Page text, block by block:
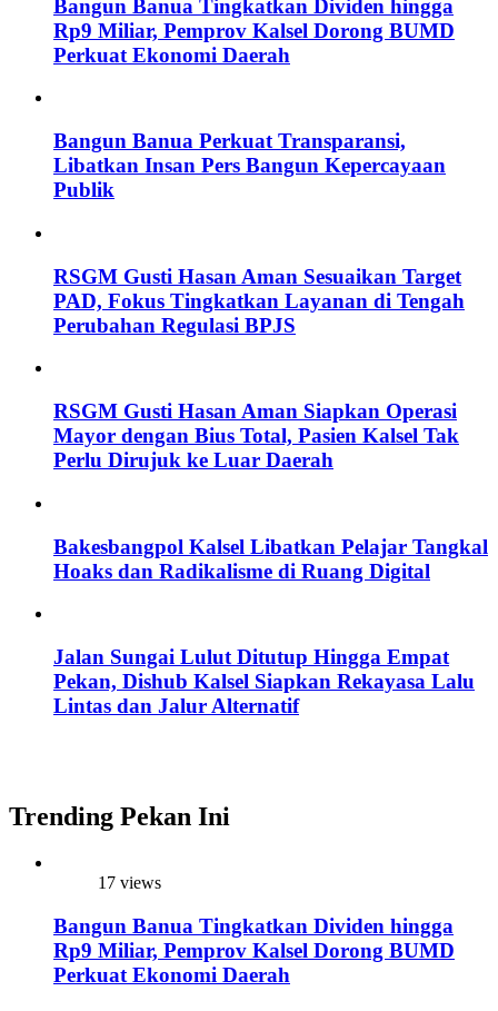
Bangun Banua Tingkatkan Dividen hingga
Rp9 Miliar, Pemprov Kalsel Dorong BUMD
Perkuat Ekonomi Daerah
Bangun Banua Perkuat Transparansi,
Libatkan Insan Pers Bangun Kepercayaan
Publik
RSGM Gusti Hasan Aman Sesuaikan Target
PAD, Fokus Tingkatkan Layanan di Tengah
Perubahan Regulasi BPJS
RSGM Gusti Hasan Aman Siapkan Operasi
Mayor dengan Bius Total, Pasien Kalsel Tak
Perlu Dirujuk ke Luar Daerah
Bakesbangpol Kalsel Libatkan Pelajar Tangkal
Hoaks dan Radikalisme di Ruang Digital
Jalan Sungai Lulut Ditutup Hingga Empat
Pekan, Dishub Kalsel Siapkan Rekayasa Lalu
Lintas dan Jalur Alternatif
Trending Pekan Ini
17 views
Bangun Banua Tingkatkan Dividen hingga
Rp9 Miliar, Pemprov Kalsel Dorong BUMD
Perkuat Ekonomi Daerah